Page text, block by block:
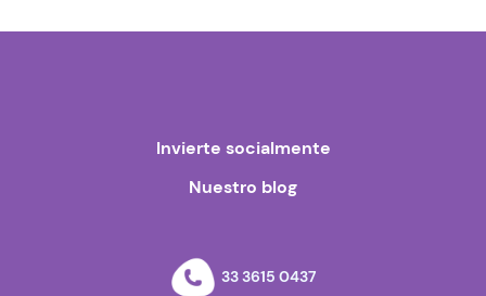
Invierte socialmente
Nuestro blog
33 3615 0437